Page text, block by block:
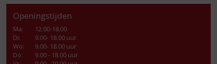
Openingstijden
Ma:
12.00-18.00
Di:
9.00- 18.00 uur
Wo:
9.00- 18.00 uur
Do:
9.00 - 18.00 uur